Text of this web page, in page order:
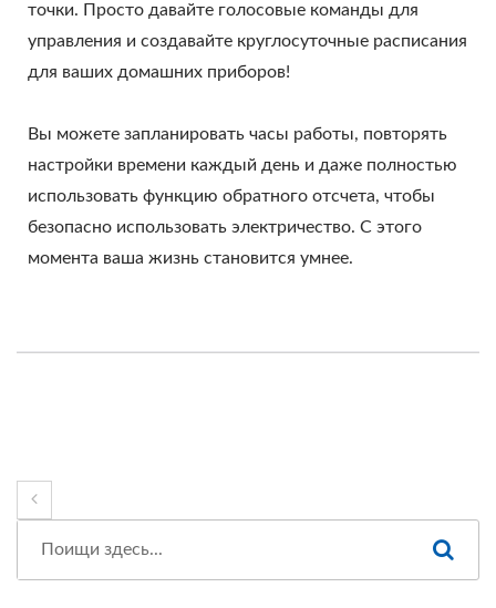
точки. Просто давайте голосовые команды для
управления и создавайте круглосуточные расписания
для ваших домашних приборов!
Вы можете запланировать часы работы, повторять
настройки времени каждый день и даже полностью
использовать функцию обратного отсчета, чтобы
безопасно использовать электричество. С этого
момента ваша жизнь становится умнее.